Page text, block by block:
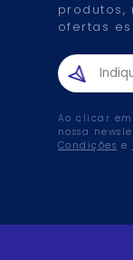
produtos,
ofertas
Ao clicar em
nossa
Condições e